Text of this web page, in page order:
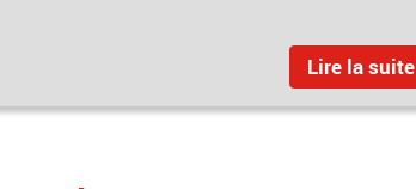
Lire la suite